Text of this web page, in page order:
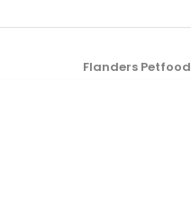
Flanders Petfood